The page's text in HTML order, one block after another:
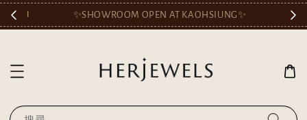
卷🎟️ ✨SHOWROOM OPEN AT KAOHSIUNG✨